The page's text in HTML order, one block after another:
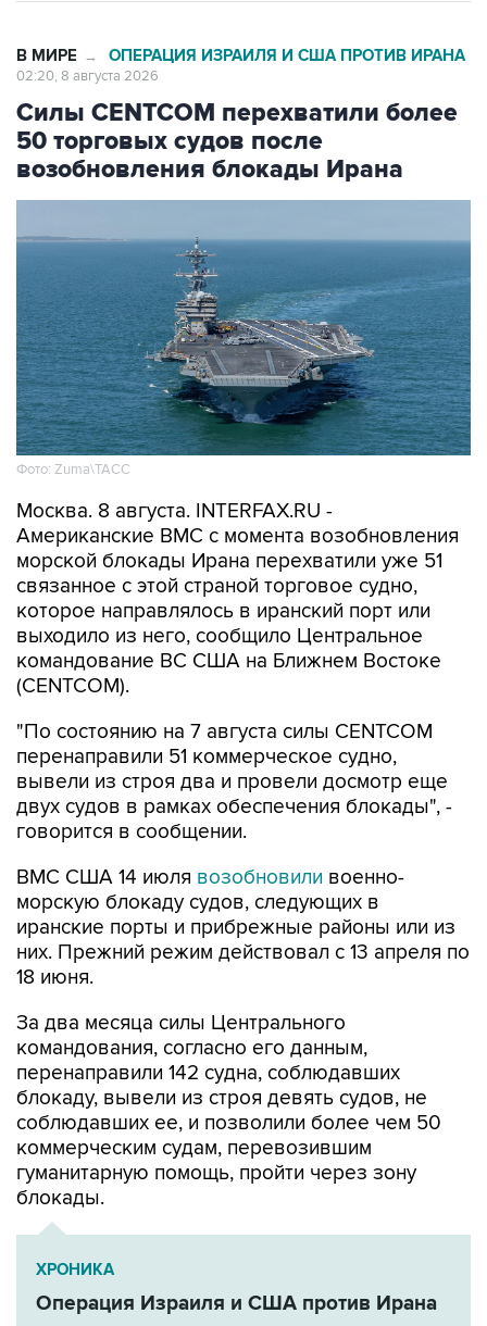
В МИРЕ → ОПЕРАЦИЯ ИЗРАИЛЯ И США ПРОТИВ ИРАНА
02:20, 8 августа 2026
Силы CENTCOM перехватили более
50 торговых судов после
возобновления блокады Ирана
Фото: Zuma\ТАСС
Москва. 8 августа. INTERFAX.RU -
Американские ВМС с момента возобновления
морской блокады Ирана перехватили уже 51
связанное с этой страной торговое судно,
которое направлялось в иранский порт или
выходило из него, сообщило Центральное
командование ВС США на Ближнем Востоке
(CENTCOM).
"По состоянию на 7 августа силы CENTCOM
перенаправили 51 коммерческое судно,
вывели из строя два и провели досмотр еще
двух судов в рамках обеспечения блокады", -
говорится в сообщении.
ВМС США 14 июля возобновили военно-
морскую блокаду судов, следующих в
иранские порты и прибрежные районы или из
них. Прежний режим действовал с 13 апреля по
18 июня.
За два месяца силы Центрального
командования, согласно его данным,
перенаправили 142 судна, соблюдавших
блокаду, вывели из строя девять судов, не
соблюдавших ее, и позволили более чем 50
коммерческим судам, перевозившим
гуманитарную помощь, пройти через зону
блокады.
ХРОНИКА
Операция Израиля и США против Ирана